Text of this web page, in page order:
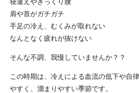
肩や首がガチガチ
手足の冷え、むくみが取れない
なんとなく疲れが抜けない
そんな不調、我慢していませんか？？
この時期は、冷えによる血流の低下や自
やすく、溜まりやすい季節です。